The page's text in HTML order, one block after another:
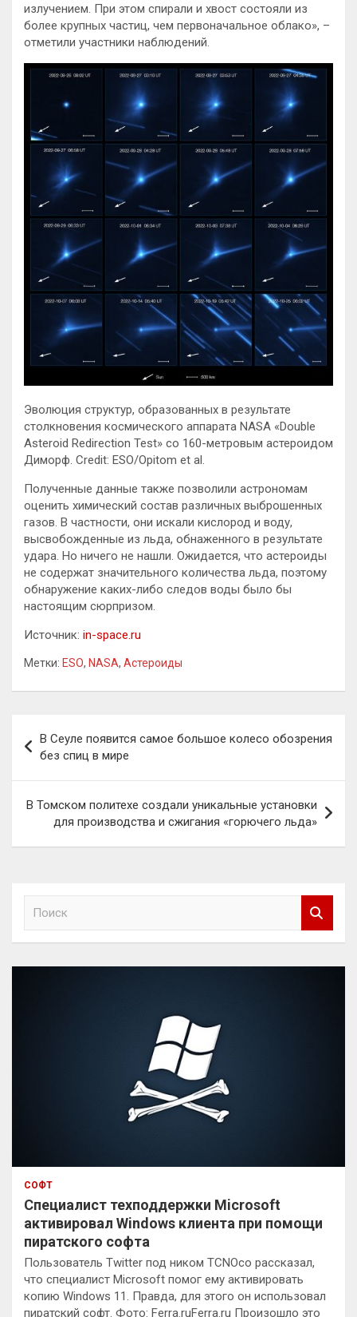
излучением. При этом спирали и хвост состояли из
более крупных частиц, чем первоначальное облако», –
отметили участники наблюдений.
Эволюция структур, образованных в результате
столкновения космического аппарата NASA «Double
Asteroid Redirection Test» со 160-метровым астероидом
Диморф. Credit: ESO/Opitom et al.
Полученные данные также позволили астрономам
оценить химический состав различных выброшенных
газов. В частности, они искали кислород и воду,
высвобожденные из льда, обнаженного в результате
удара. Но ничего не нашли. Ожидается, что астероиды
не содержат значительного количества льда, поэтому
обнаружение каких-либо следов воды было бы
настоящим сюрпризом.
Источник: in-space.ru
Метки: ESO, NASA, Астероиды
по
записям
В Сеуле появится самое большое колесо обозрения
без спиц в мире
В Томском политехе создали уникальные установки
для производства и сжигания «горючего льда»
к
СОФТ
Специалист техподдержки Microsoft
активировал Windows клиента при помощи
пиратского софта
Пользователь Twitter под ником TCNOco рассказал,
что специалист Microsoft помог ему активировать
копию Windows 11. Правда, для этого он использовал
пиратский софт. Фото: Ferra.ruFerra.ru Произошло это